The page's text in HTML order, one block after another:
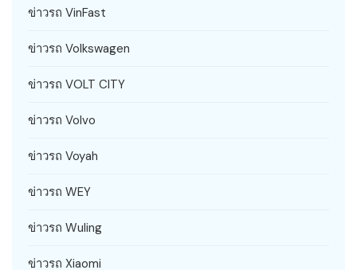
ข่าวรถ VinFast
ข่าวรถ Volkswagen
ข่าวรถ VOLT CITY
ข่าวรถ Volvo
ข่าวรถ Voyah
ข่าวรถ WEY
ข่าวรถ Wuling
ข่าวรถ Xiaomi